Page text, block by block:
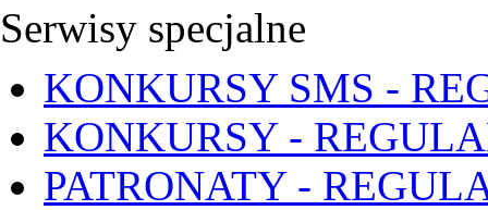
Serwisy specjalne
KONKURSY SMS -
KONKURSY -
PATRONATY -